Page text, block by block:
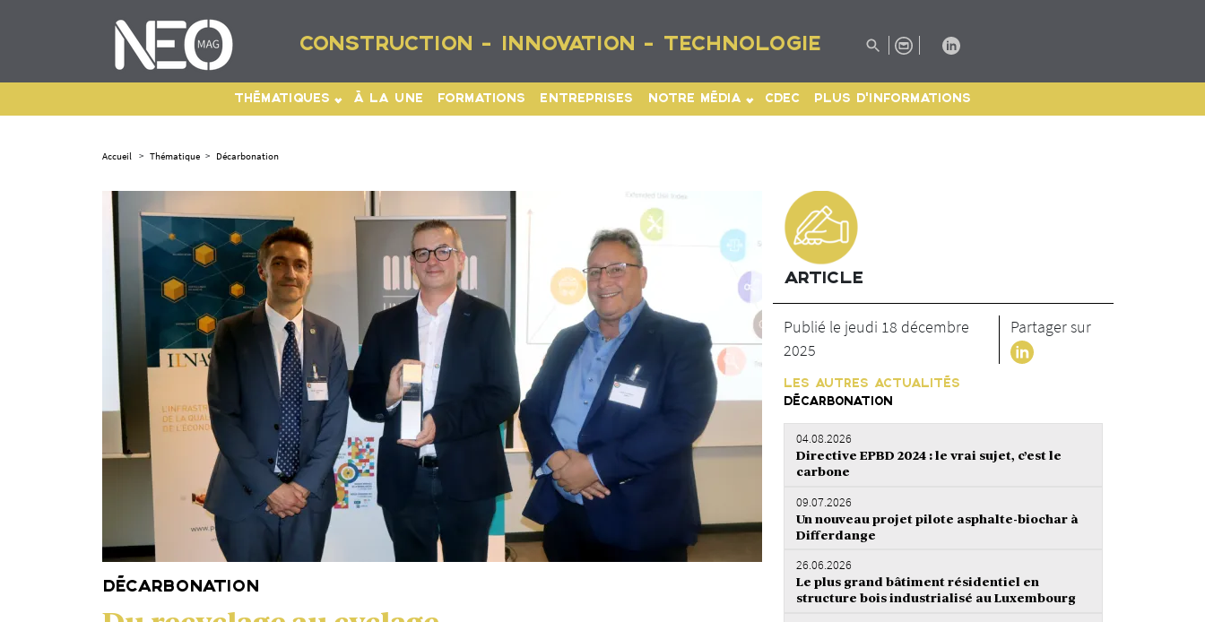
CONSTRUCTION - INNOVATION - TECHNOLOGIE
THÉMATIQUES À LA UNE FORMATIONS ENTREPRISES NOTRE MÉDIA CDEC PLUS D'INFORMATIONS
Accueil > Thématique > Décarbonation
DÉCARBONATION
ARTICLE
Publié le jeudi 18 décembre
2025
Partager sur
LES AUTRES ACTUALITÉS
DÉCARBONATION
04.08.2026
Directive EPBD 2024 : le vrai sujet, c’est le
carbone
09.07.2026
Un nouveau projet pilote asphalte-biochar à
Differdange
26.06.2026
Le plus grand bâtiment résidentiel en
structure bois industrialisé au Luxembourg